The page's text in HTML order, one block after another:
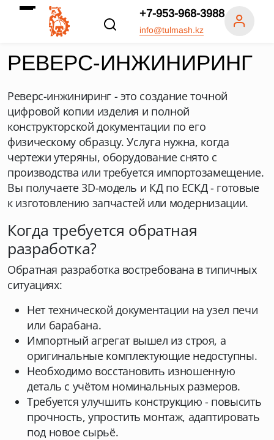
+7-953-968-3988
info@tulmash.kz
РЕВЕРС-ИНЖИНИРИНГ
Реверс-инжиниринг - это создание точной
цифровой копии изделия и полной
конструкторской документации по его
физическому образцу. Услуга нужна, когда
чертежи утеряны, оборудование снято с
производства или требуется импортозамещение.
Вы получаете 3D-модель и КД по ЕСКД - готовые
к изготовлению запчастей или модернизации.
Когда требуется обратная
разработка?
Обратная разработка востребована в типичных
ситуациях:
Нет технической документации на узел печи
или барабана.
Импортный агрегат вышел из строя, а
оригинальные комплектующие недоступны.
Необходимо восстановить изношенную
деталь с учётом номинальных размеров.
Требуется улучшить конструкцию - повысить
прочность, упростить монтаж, адаптировать
под новое сырьё.